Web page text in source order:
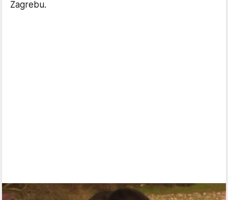
Zagrebu.